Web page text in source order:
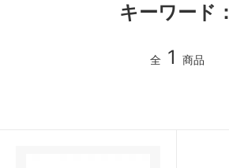
キーワード：
全 1 商品